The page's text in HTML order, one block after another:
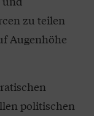
zu teilen
Augenhöhe
politischen